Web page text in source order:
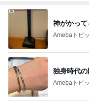
神がかっ
Amebaトピ
独身時代
Amebaトピ